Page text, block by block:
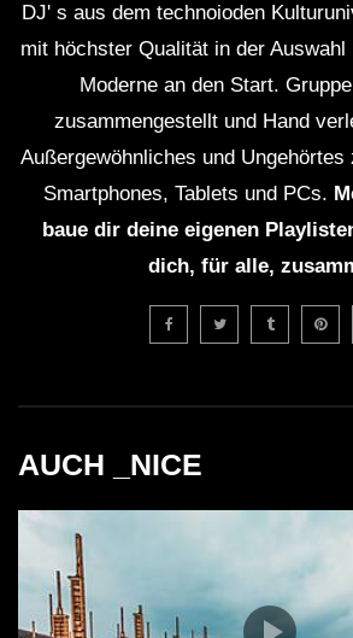
ZHU wurde in San Francisco
vietnamesische Wurzeln.
Die Veranstaltung wird in einem
Skigebiete Japans stattfinden.
Hakuba war 1998
Winterspiele.
nach einem langen Tag auf der
ZHU ist dafür bekannt, seine
halten und tritt oft in Masken
Die musikalische Karriere
von
mit dem viralen Hit “Faded”.
DJ' s aus dem technoioden
mit höchster Qualität in der Auswahl
Moderne an den Start.
zusammengestellt und Hand
Außergewöhnliches und Ungehörtes
Smartphones, Tablets und PCs.
baue dir deine eigenen
dich, für alle,
AUCH _NICE